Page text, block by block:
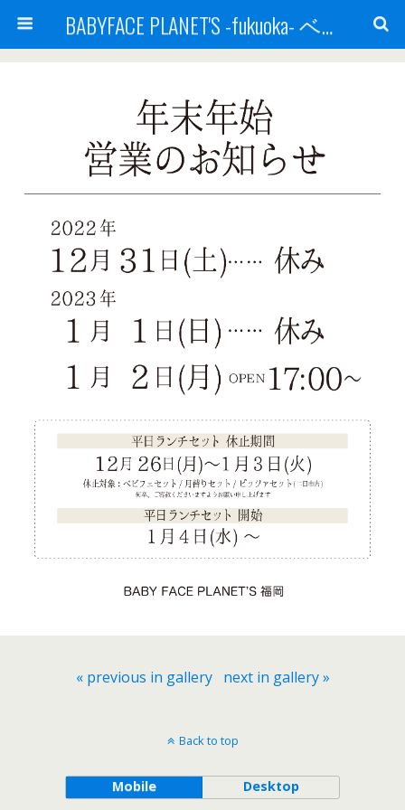
BABYFACE PLANET'S -fukuoka- ベビーフェイスプラネッツ 福岡(ベビフェ福岡)
« previous in gallery next in gallery »
Back to top
Mobile Desktop